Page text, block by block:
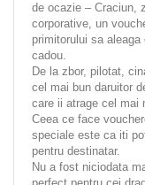
de ocazie – Craciun,
corporative, un
primitorului sa
cadou.
De la zbor, pilotat,
cel mai bun daruitor
care ii atrage cel mai
Ceea ce face
speciale este ca iti
pentru destinatar.
Nu a fost niciodata